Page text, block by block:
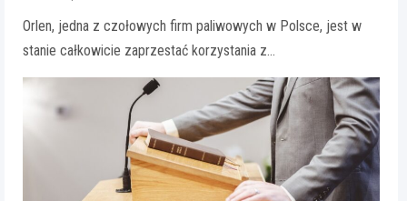
Orlen, jedna z czołowych firm paliwowych w Polsce, jest w
stanie całkowicie zaprzestać korzystania z…